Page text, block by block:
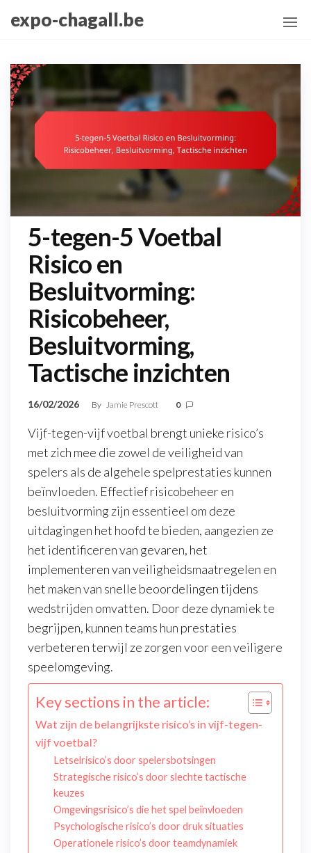
content
expo-chagall.be
5-tegen-5 Voetbal
Risico en
Besluitvorming:
Risicobeheer,
Besluitvorming,
Tactische inzichten
16/02/2026 By Jamie Prescott 0
Vijf-tegen-vijf voetbal brengt unieke risico’s
met zich mee die zowel de veiligheid van
spelers als de algehele spelprestaties kunnen
beïnvloeden. Effectief risicobeheer en
besluitvorming zijn essentieel om deze
uitdagingen het hoofd te bieden, aangezien ze
het identificeren van gevaren, het
implementeren van veiligheidsmaatregelen en
het maken van snelle beoordelingen tijdens
wedstrijden omvatten. Door deze dynamiek te
begrijpen, kunnen teams hun prestaties
verbeteren terwijl ze zorgen voor een veiligere
speelomgeving.
Key sections in the article:
Wat zijn de belangrijkste risico’s in vijf-tegen-
vijf voetbal?
Letselrisico’s door spelersbotsingen
Strategische risico’s door slechte tactische
keuzes
Omgevingsrisico’s die het spel beïnvloeden
Psychologische risico’s door druk situaties
Operationele risico’s door teamdynamiek